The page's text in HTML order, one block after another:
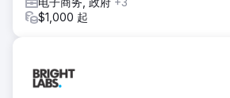
$1,000 起